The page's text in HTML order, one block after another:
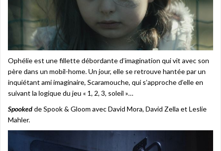
Ophélie est une fillette débordante d’imagination qui vit avec son
père dans un mobil-home. Un jour, elle se retrouve hantée par un
inquiétant ami imaginaire, Scaramouche, qui s’approche d’elle en
suivant la logique du jeu « 1, 2, 3, soleil »…
Spookedde Spook & Gloom avec David Mora, David Zella et Leslie
Mahler.